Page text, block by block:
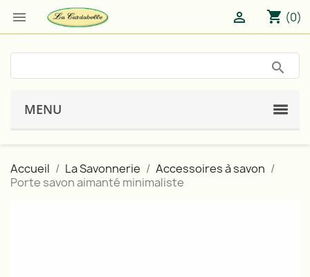
 shopping_cart (0)

MENU
Accueil La Savonnerie
Accessoires à savon
Porte savon aimanté minimaliste